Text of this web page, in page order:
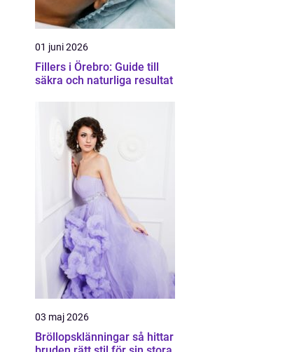
01 juni 2026
Fillers i Örebro: Guide till
säkra och naturliga resultat
03 maj 2026
Bröllopsklänningar så hittar